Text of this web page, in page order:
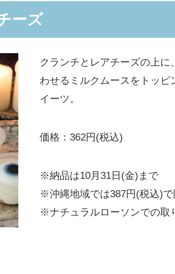
ーズ
クランチとレアチーズの上に
わせるミルクムースをトッピ
イーツ。
価格：362円(税込)
※納品は10月31日(金)まで
※沖縄地域では387円(税込)で
※ナチュラルローソンでの取